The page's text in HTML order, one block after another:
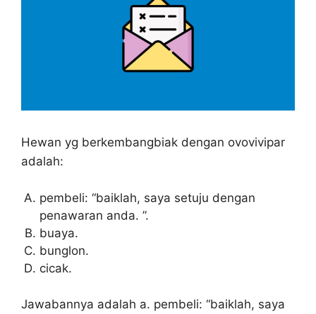
Hewan yg berkembangbiak dengan ovovivipar
adalah:
pembeli: “baiklah, saya setuju dengan
penawaran anda. ”.
buaya.
bunglon.
cicak.
Jawabannya adalah a. pembeli: “baiklah, saya